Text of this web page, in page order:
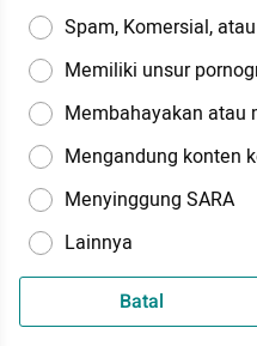
Spam, Komersial,
Memiliki unsur
Membahayakan atau
Mengandung konten
Menyinggung SARA
Lainnya
Batal